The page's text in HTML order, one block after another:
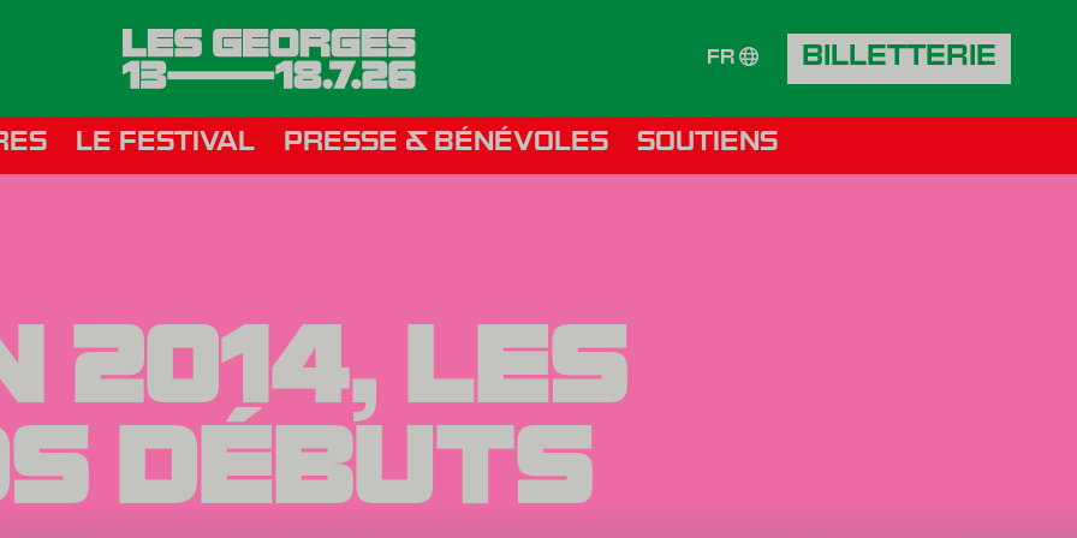
FR BILLETTERIE
LE FESTIVAL PRESSE & BÉNÉVOLES SOUTIENS
2014, LES
DÉBUTS